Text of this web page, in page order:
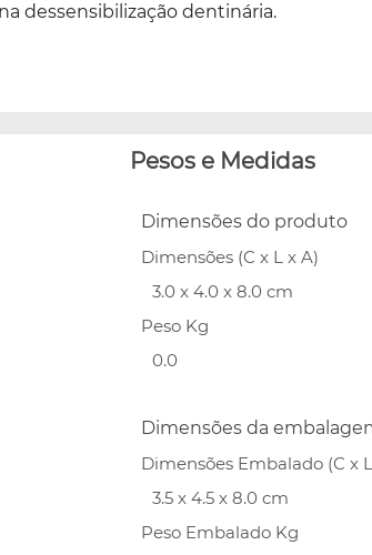
dessensibilização dentinária.
Pesos e Medidas
Dimensões do produto
Dimensões (C x L x A)
3.0 x 4.0 x 8.0 cm
Peso Kg
0.0
Dimensões da
Dimensões Embalado (C x
3.5 x 4.5 x 8.0 cm
Peso Embalado Kg